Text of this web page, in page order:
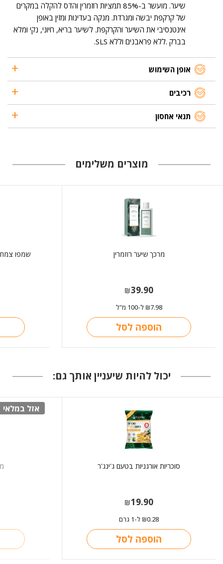
שיער. מועשר ב-85% תמציות רוזמרין והדס להקלה במקרים
של קרקפת יבשה ומגרדת. מנקה בעדינות ומזין באופן
אינטנסיבי את השיער והקרקפת. לשיער בריא, חיוני, נקי ומלא
בברק .ללא פראבנים וללא SLS.
אופן השימוש
רכיבים
תנאי אחסון
מוצרים משלימים
מרכך שיער רוזמרין
₪39.90
₪7.98 ל-100 מ"ל
הוספה לסל
יכול להיות שיעניין אותך גם:
סוכריות אורגניות בטעם ג'ינג'ר
₪19.90
₪0.28 ל-1 גרם
הוספה לסל
אזל במלאי